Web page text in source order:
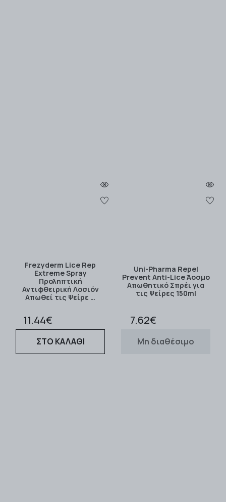
Frezyderm Lice Rep
Extreme Spray
Προληπτική
Αντιφθειρική Λοσιόν
Απωθεί τις Ψείρε …
11.44€
ΣΤΟ ΚΑΛΑΘΙ
Uni-Pharma Repel
Prevent Anti-Lice Άοσμο
Απωθητικό Σπρέι για
τις Ψείρες 150ml
7.62€
Μη διαθέσιμο